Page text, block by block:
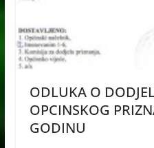
ODLUKA O
OPCINSKOG
GODINU